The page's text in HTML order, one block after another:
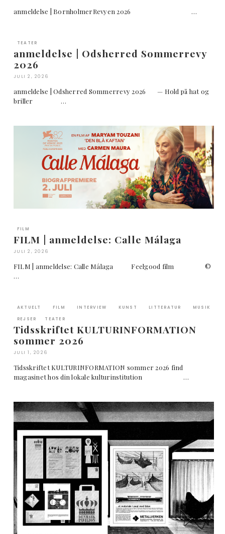
anmeldelse | BornholmerRevyen 2026 …
TEATER
anmeldelse | Odsherred Sommerrevy
2026
JULI 2, 2026
anmeldelse | Odsherred Sommerrevy 2026 — Hold på hat og
briller …
FILM
FILM | anmeldelse: Calle Málaga
JULI 2, 2026
FILM | anmeldelse: Calle Málaga Feelgood film ©
…
AKTUELT FILM INTERVIEW KUNST LITTERATUR MUSIK
REJSER TEATER
Tidsskriftet KULTURINFORMATION
sommer 2026
JULI 1, 2026
Tidsskriftet KULTURINFORMATION sommer 2026 find
magasinet hos din lokale kulturinstitution …